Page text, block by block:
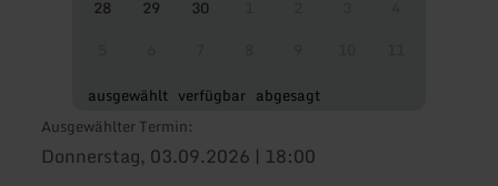
28
29 30
ausgewählt verfügbar abgesagt
Ausgewählter Termin:
Donnerstag, 03.09.2026 | 18:00